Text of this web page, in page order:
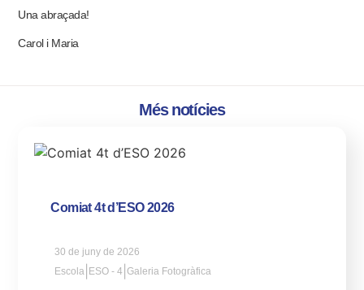
Una abraçada!
Carol i Maria
Més notícies
Comiat 4t d’ESO 2026
30 de juny de 2026
Escola ESO - 4 |Galeria Fotogràfica